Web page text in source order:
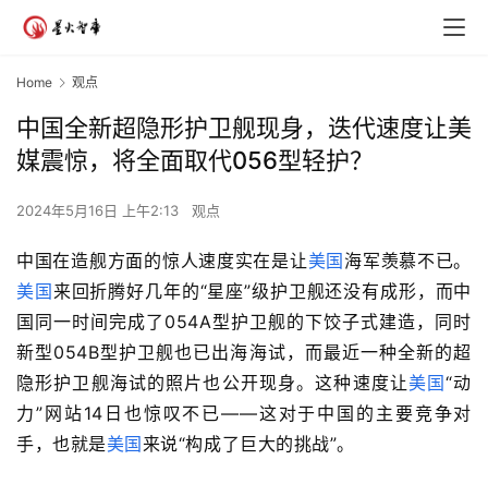
Home 观点
中国全新超隐形护卫舰现身，迭代速度让美
媒震惊，将全面取代056型轻护？
2024年5月16日 上午2:13 观点
中国在造舰方面的惊人速度实在是让美国 海军羡慕不已。
美国 来回折腾好几年的“星座”级护卫舰还没有成形，而中
国同一时间完成了 054A型护卫舰的下饺子式建造，同时
新型054B型护卫舰也已出海海试，而最近一种全新的超
隐形护卫舰海试的照片也公开现身。这种速度让美国“动
力” 网站14日也惊叹不已——这对于中国的主要竞争对
手，也就是美国 来说“构成了巨大的挑战”。